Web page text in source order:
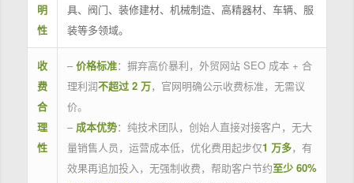
明
性
具、阀门、装修建材、机械制造、高精器材、车辆、服
装等多领域。
收
费
合
理
性
– 价格标准：摒弃高价暴利，外贸网站 SEO 成本 + 合
理利润不超过 2 万，官网明确公示收费标准，无需议
价。
– 成本优势：纯技术团队，创始人直接对接客户，无大
量销售人员，运营成本低，优化费用起步仅1 万多，有
效果再追加投入，无强制收费，帮助客户节约至少 60%